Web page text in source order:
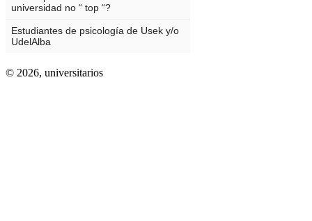
© 2026, universitarios